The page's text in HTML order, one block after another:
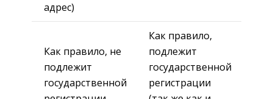
адрес)
Как правило, не
подлежит
государственной
Как правило,
подлежит
государственной
регистрации